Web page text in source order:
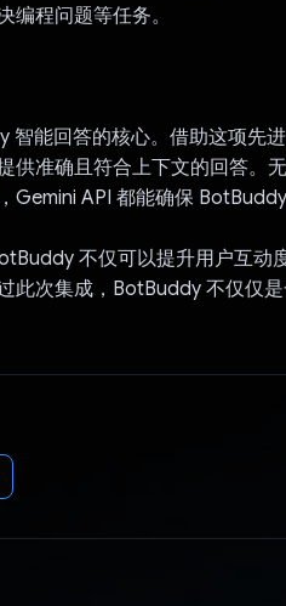
编程问题等任务。
智能回答的核心。借助这项先
供准确且符合上下文的回答。
Gemini API 都能确保
不仅可以提升用户互动
此次集成，BotBuddy 不仅仅